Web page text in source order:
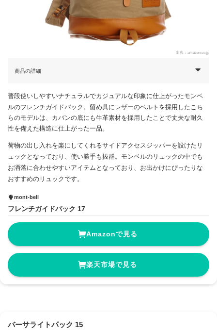
出典： amazon.co.jp
商品の詳細
普段使いしやすいナチュラルでカジュアルな印象に仕上がったモンベ
ルのフレンチガイドパック。 留め具にレザーのベルトを採用したこち
らのモデルは、カバンの底にも牛革素材を採用したことで丈夫な耐久
性を備えた構造に仕上がった一品。
荷物の出し入れを楽にしてくれるサイドアクセスジッパーを設けたリ
ュックとなっており、使い勝手も抜群。モンベルのリュックの中でも
お洒落に合わせやすいアイテムとなっており、お出かけにぴったりな
おすすめのリュックです。
mont-bell
フレンチガイドパック 17
Amazonで見る
楽天市場で見る
バーサライトパック 15